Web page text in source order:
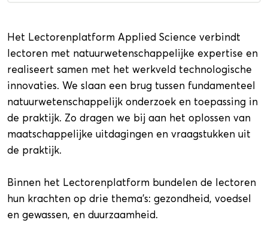
Het Lectorenplatform Applied Science verbindt
lectoren met natuurwetenschappelijke expertise en
realiseert samen met het werkveld technologische
innovaties. We slaan een brug tussen fundamenteel
natuurwetenschappelijk onderzoek en toepassing in
de praktijk. Zo dragen we bij aan het oplossen van
maatschappelijke uitdagingen en vraagstukken uit
de praktijk.
Binnen het Lectorenplatform bundelen de lectoren
hun krachten op drie thema's: gezondheid, voedsel
en gewassen, en duurzaamheid.